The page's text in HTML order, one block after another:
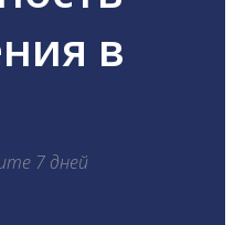
в
7 дней